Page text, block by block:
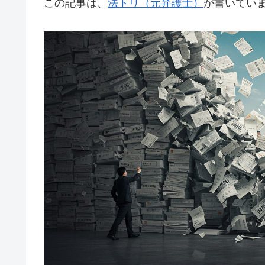
この記事は、 法トリ（元弁護士） が書いてい